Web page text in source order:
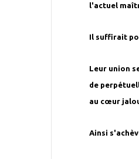
l'actuel
Il suffirait
Leur union
de
au cœur
Ainsi